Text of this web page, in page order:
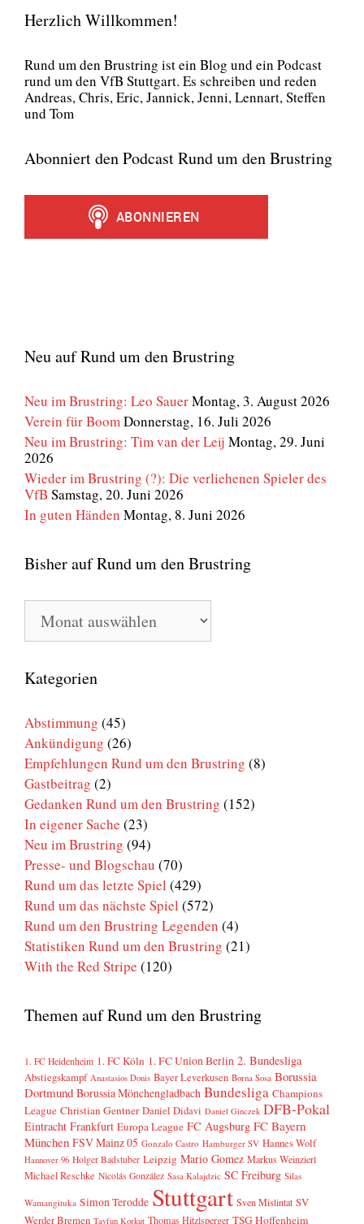
Herzlich Willkommen!
Rund um den Brust­ring ist ein Blog und ein Pod­cast
rund um den VfB Stutt­gart. Es schrei­ben und reden
Andre­as, Chris, Eric, Jan­nick, Jen­ni, Lenn­art, Stef­fen
und Tom
Abonniert den Podcast Rund um den Brustring
Neu auf Rund um den Brustring
Neu im Brustring: Leo SauerMontag, 3. August 2026
Verein für BoomDonnerstag, 16. Juli 2026
Neu im Brustring: Tim van der Leij Montag, 29. Juni
2026
Wieder im Brustring (?): Die verliehenen Spieler des
VfB Samstag, 20. Juni 2026
In guten Händen Montag, 8. Juni 2026
Bisher auf Rund um den Brustring
Bisher
auf
Rund
den
Brustring
Kategorien
Abstimmung (45)
Ankündigung (26)
Empfehlungen Rund um den Brustring (8)
Gastbeitrag (2)
Gedanken Rund um den Brustring (152)
In eigener Sache (23)
Neu im Brustring (94)
Presse- und Blogschau (70)
Rund um das letzte Spiel (429)
Rund um das nächste Spiel (572)
Rund um den Brustring Legenden (4)
Statistiken Rund um den Brustring (21)
With the Red Stripe (120)
Themen auf Rund um den Brustring
1. FC Heidenheim 1. FC Köln 1. FC Union Berlin 2. Bundesliga
Abstiegskampf Anastasios Donis Bayer Leverkusen Borna Sosa Borussia
Dortmund Borussia Mönchengladbach Bundesliga Champions
League Christian Gentner Daniel Didavi Daniel Ginczek DFB-Pokal
Eintracht Frankfurt Europa League FC Augsburg FC Bayern
München FSV Mainz 05 Gonzalo Castro Hamburger SV Hannes Wolf
Hannover 96 Holger Badstuber Leipzig Mario Gomez Markus Weinzierl
Michael Reschke Nicolás González Sasa Kalajdzic SC Freiburg Silas
Wamangituka Simon Terodde Stuttgart Sven Mislintat SV
Werder Bremen Tayfun Korkut Thomas Hitzlsperger TSG Hoffenheim